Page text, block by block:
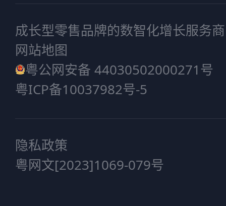
成长型零售品牌的数智化增长服务商
网站地图
粤公网安备 44030502000271号
粤ICP备10037982号-5
隐私政策
粤网文[2023]1069-079号